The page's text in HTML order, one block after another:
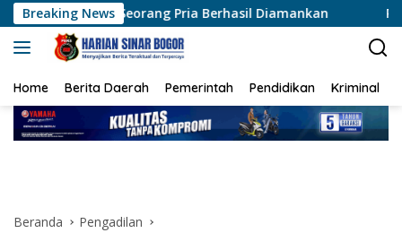
Langsung
ke
konten
Breaking News
Pria Berhasil Diamankan Polres Siak Ungkap
Home Berita Daerah Pemerintah Pendidikan Kriminal
Beranda Pengadilan